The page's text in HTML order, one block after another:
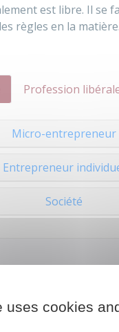
est libre. Il se
règles en la matière.
Profession
Micro-entrepreneur
Entrepreneur
Société
12
53
uses cookies